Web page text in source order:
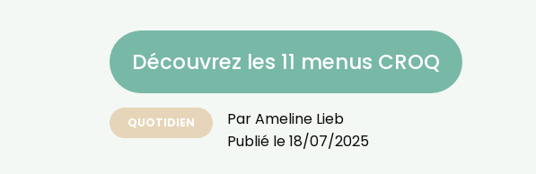
Découvrez les 11 menus CROQ
QUOTIDIEN ParAmeline Lieb
Publié le18/07/2025